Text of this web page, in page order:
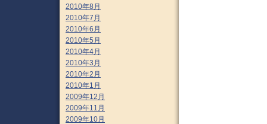
2010年8月
2010年7月
2010年6月
2010年5月
2010年4月
2010年3月
2010年2月
2010年1月
2009年12月
2009年11月
2009年10月